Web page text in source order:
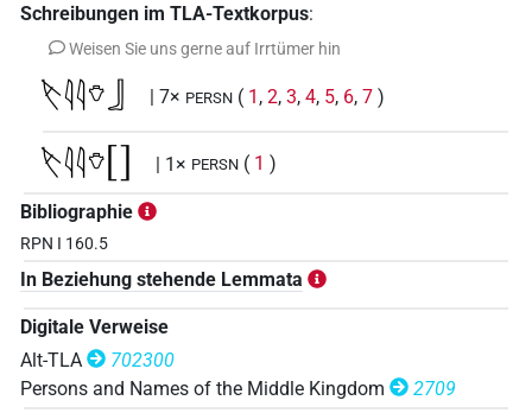
Schreibungen im TLA-Textkorpus:
Weisen Sie uns gerne auf Irrtümer hin
𓌸𓇋𓇋𓄣𓃀 | 7× PERSN ( 1 , 2, 3, 4, 5, 6, 7 )
𓌸𓇋𓇋𓄣[] | 1× PERSN ( 1 )
Bibliographie
RPN I 160.5
In Beziehung stehende Lemmata
Digitale Verweise
Alt-TLA
702300
Persons and Names of the Middle Kingdom
2709